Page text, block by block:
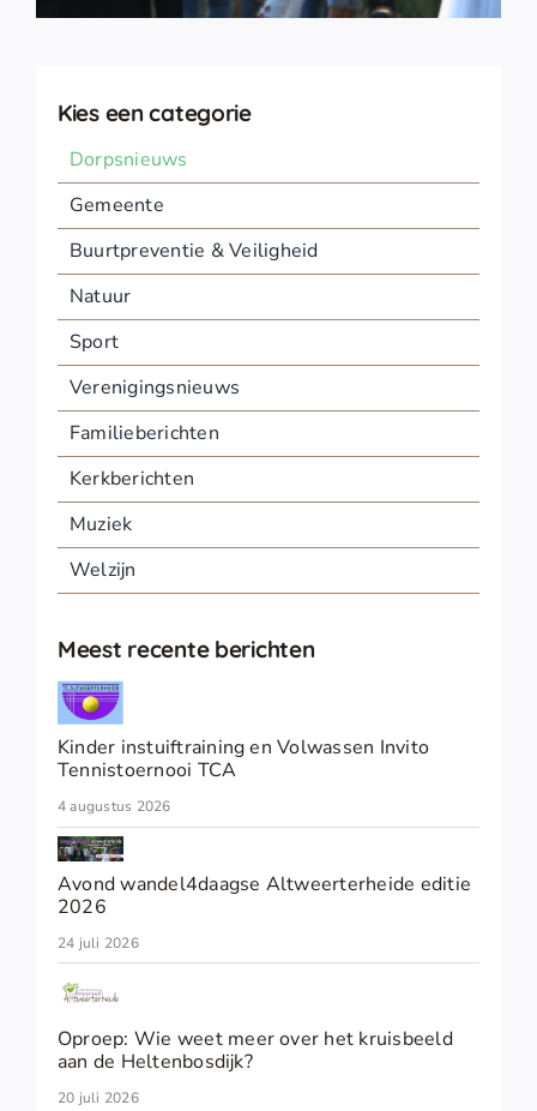
Kies een categorie
Dorpsnieuws
Gemeente
Buurtpreventie & Veiligheid
Natuur
Sport
Verenigingsnieuws
Familieberichten
Kerkberichten
Muziek
Welzijn
Meest recente berichten
Kinder instuiftraining en Volwassen Invito
Tennistoernooi TCA
4 augustus 2026
Avond wandel4daagse Altweerterheide editie
2026
24 juli 2026
Oproep: Wie weet meer over het kruisbeeld
aan de Heltenbosdijk?
20 juli 2026